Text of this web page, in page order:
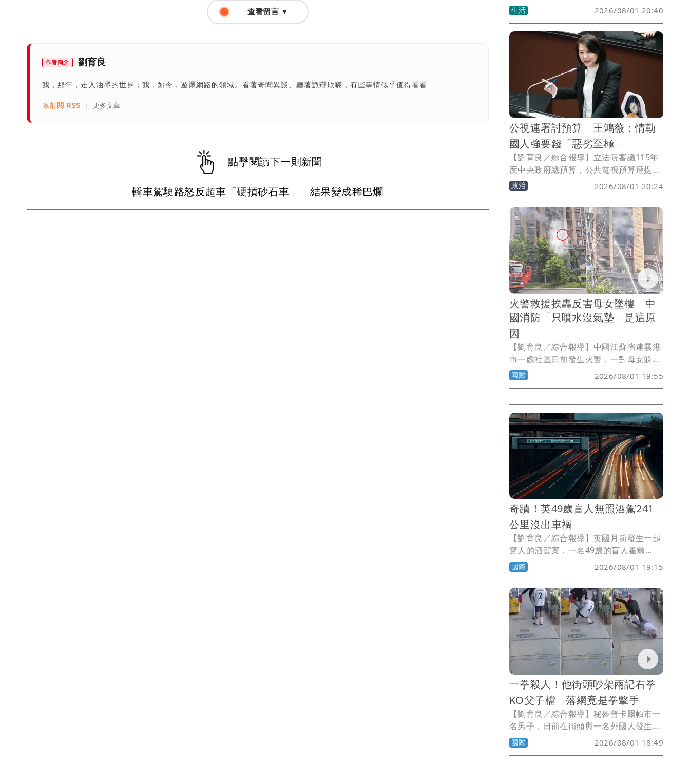
查看留言 ▼
作者簡介 劉育良
我，那年，走入油墨的世界；我，如今，遊盪網路的領域。看著奇聞異談、聽著詭辯欺瞞，有些事情似乎值得看看....
訂閱 RSS 更多文章
點擊閱讀下一則新聞
轎車駕駛路怒反超車「硬摃砂石車」 結果變成稀巴爛
如有誤植，請以開獎單位公告為準。
生活 2026/08/01 20:40
公視連署討預算 王鴻薇：情勒
國人強要錢「惡劣至極」
【劉育良／綜合報導】立法院審議115年
度中央政府總預算，公共電視預算遭提案
凍刪逾10億元，公視、小公視及公視台語
台等發起「公視是全體國民的公視，籲請
立委勿凍刪預算」連署。國民黨立委王鴻
薇抨擊，用這種手法「強要」國家預算，
惡劣至極。
政治 2026/08/01 20:24
火警救援挨轟反害母女墜樓 中
國消防「只噴水沒氣墊」是這原
因
【劉育良／綜合報導】中國江蘇省連雲港
市一處社區日前發生火警，一對母女躲在
5樓窗外避免被火焰灼燒，消防員到場營
救時沒有雲梯、沒有氣墊，只是不斷地朝
時疑似濕滑失手墜樓，3歲女兒死亡、42
歲母親命危，救援過程引發爭議。5天後
當地消防終於說明原因，強調已經盡力營
救。
國際 2026/08/01 19:55
奇蹟！英49歲盲人無照酒駕241
公里沒出車禍
【劉育良／綜合報導】英國月前發生一起
驚人的酒駕案，一名49歲的盲人霍爾
（Anthony Hall），酒後偷開伴侶的汽車
出門，憑藉著跟隨大卡車尾燈行駛，竟然
150英里（約241公里）都沒有出車禍。
國際 2026/08/01 19:15
一拳殺人！他街頭吵架兩記右拳
KO父子檔 落網竟是拳擊手
【劉育良／綜合報導】秘魯普卡爾帕市一
名男子，日前在街頭與一名外國人發生爭
執，上前斥罵對方時，被一記右拳朝臉部
重擊，倒地後當場死亡。男子的父親見兒
國際 2026/08/01 18:49